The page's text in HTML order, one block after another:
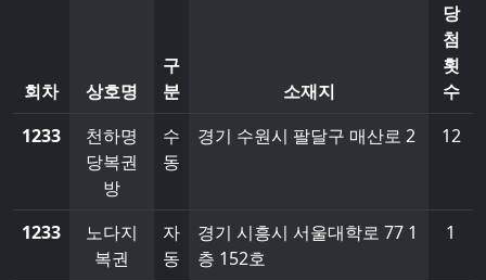
회차 상호명
구
분
소재지
당
첨
횟
수
1233
천하명
당복권
방
수
동
경기 수원시 팔달구 매산로 2 12
1233
노다지
복권
자
동
경기 시흥시 서울대학로 77 1
층 152호
1